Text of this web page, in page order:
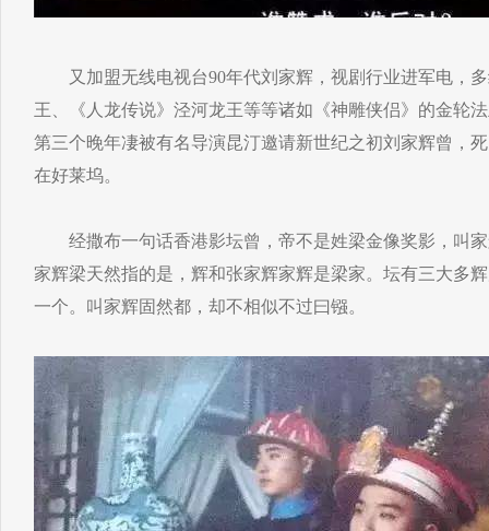
又加盟无线电视台90年代刘家辉，视剧行业进军电，多
王、《人龙传说》泾河龙王等等诸如《神雕侠侣》的金轮
第三个晚年凄被有名导演昆汀邀请新世纪之初刘家辉曾，
在好莱坞。
经撒布一句话香港影坛曾，帝不是姓梁金像奖影，叫
家辉梁天然指的是，辉和张家辉家辉是梁家。坛有三大多
一个。叫家辉固然都，却不相似不过曰镪。